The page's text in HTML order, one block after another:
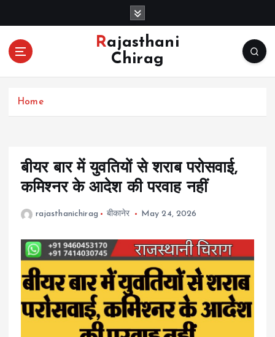
o
Rajasthani
Chirag
Home
बीयर बार में युवतियों से शराब परोसवाई,
कमिश्नर के आदेश की परवाह नहीं
rajasthanichirag बीकानेर May 24, 2026